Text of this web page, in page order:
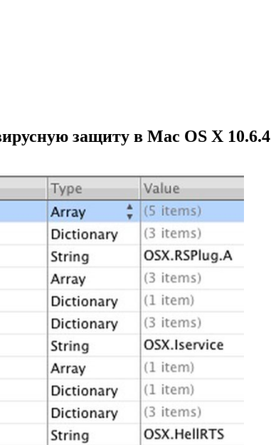
защиту в Mac OS X 10.6.4